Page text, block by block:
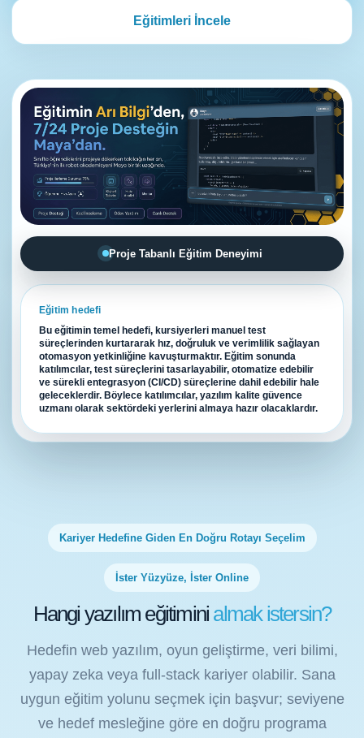
Eğitimleri İncele
Proje Tabanlı Eğitim Deneyimi
Eğitim hedefi
Bu eğitimin temel hedefi, kursiyerleri manuel test
süreçlerinden kurtararak hız, doğruluk ve verimlilik sağlayan
otomasyon yetkinliğine kavuşturmaktır. Eğitim sonunda
katılımcılar, test süreçlerini tasarlayabilir, otomatize edebilir
ve sürekli entegrasyon (CI/CD) süreçlerine dahil edebilir hale
geleceklerdir. Böylece katılımcılar, yazılım kalite güvence
uzmanı olarak sektördeki yerlerini almaya hazır olacaklardır.
Kariyer Hedefine Giden En Doğru Rotayı Seçelim
İster Yüzyüze, İster Online
Hangi yazılım eğitimini almak istersin?
Hedefin web yazılım, oyun geliştirme, veri bilimi,
yapay zeka veya full-stack kariyer olabilir. Sana
uygun eğitim yolunu seçmek için başvur; seviyene
ve hedef mesleğine göre en doğru programa